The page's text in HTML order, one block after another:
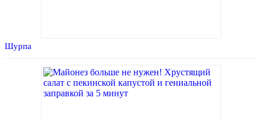
Шурпа